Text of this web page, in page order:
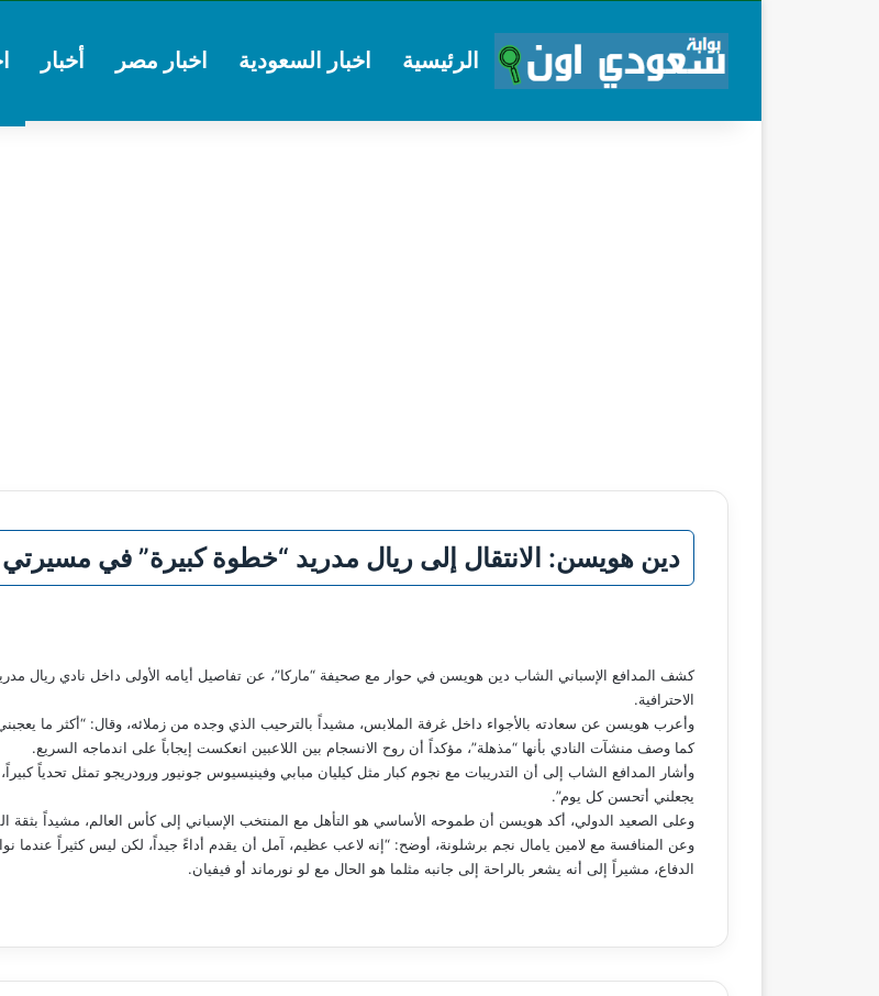
الرئيسية اخبار السعودية اخبار مصر أخبار
دين هويسن: الانتقال إلى ريال مدريد “خطوة كبيرة” في مسيرتي
كشف المدافع الإسباني الشاب دين هويسن في حوار مع صحيفة “ماركا”، عن تفاصيل أيامه الأولى داخل نادي ريال
الاحترافية.
وأعرب هويسن عن سعادته بالأجواء داخل غرفة الملابس، مشيداً بالترحيب الذي وجده من زملائه، وقال: “أكثر ما
كما وصف منشآت النادي بأنها “مذهلة”، مؤكداً أن روح الانسجام بين اللاعبين انعكست إيجاباً على اندماجه السريع.
وأشار المدافع الشاب إلى أن التدريبات مع نجوم كبار مثل كيليان مبابي وفينيسيوس جونيور ورودريجو تمثل تحدياً
يجعلني أتحسن كل يوم”.
وعلى الصعيد الدولي، أكد هويسن أن طموحه الأساسي هو التأهل مع المنتخب الإسباني إلى كأس العالم، مشيداً بثقة
وعن المنافسة مع لامين يامال نجم برشلونة، أوضح: “إنه لاعب عظيم، آمل أن يقدم أداءً جيداً، لكن ليس كثيراً
الدفاع، مشيراً إلى أنه يشعر بالراحة إلى جانبه مثلما هو الحال مع لو نورماند أو فيفيان.